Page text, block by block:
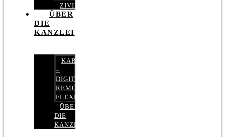
ZIVILRECHT
ÜBER
DIE
KANZLEI
KARRIERE
–
DIGITAL,
REMOTE,
FLEXIBEL
ÜBER
DIE
KANZLEI